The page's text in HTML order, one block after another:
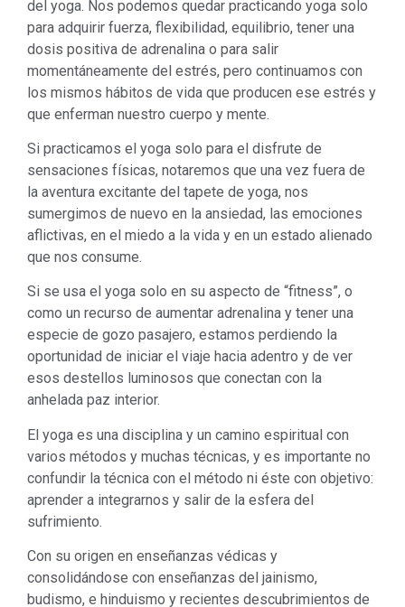
del yoga. Nos podemos quedar practicando yoga solo
para adquirir fuerza, flexibilidad, equilibrio, tener una
dosis positiva de adrenalina o para salir
momentáneamente del estrés, pero continuamos con
los mismos hábitos de vida que producen ese estrés y
que enferman nuestro cuerpo y mente.
Si practicamos el yoga solo para el disfrute de
sensaciones físicas, notaremos que una vez fuera de
la aventura excitante del tapete de yoga, nos
sumergimos de nuevo en la ansiedad, las emociones
aflictivas, en el miedo a la vida y en un estado alienado
que nos consume.
Si se usa el yoga solo en su aspecto de “fitness”, o
como un recurso de aumentar adrenalina y tener una
especie de gozo pasajero, estamos perdiendo la
oportunidad de iniciar el viaje hacia adentro y de ver
esos destellos luminosos que conectan con la
anhelada paz interior.
El yoga es una disciplina y un camino espiritual con
varios métodos y muchas técnicas, y es importante no
confundir la técnica con el método ni éste con objetivo:
aprender a integrarnos y salir de la esfera del
sufrimiento.
Con su origen en enseñanzas védicas y
consolidándose con enseñanzas del jainismo,
budismo, e hinduismo y recientes descubrimientos de